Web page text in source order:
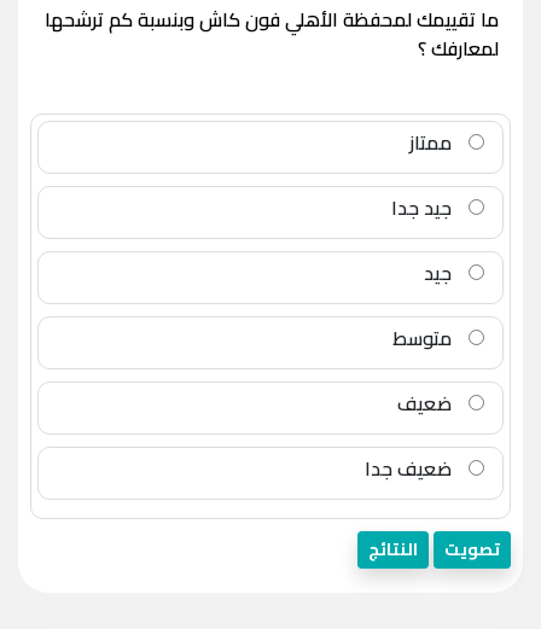
ما تقييمك لمحفظة الأهلي فون كاش وبنسبة كم ترشحها
لمعارفك ؟
ممتاز
جيد جدا
جيد
متوسط
ضعيف
ضعيف جدا
تصويت النتائج